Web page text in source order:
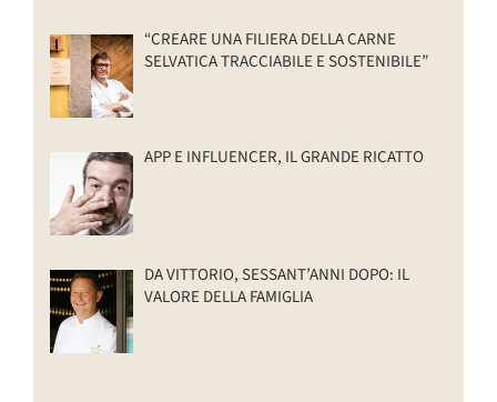
“CREARE UNA FILIERA DELLA CARNE
SELVATICA TRACCIABILE E SOSTENIBILE”
APP E INFLUENCER, IL GRANDE RICATTO
DA VITTORIO, SESSANT’ANNI DOPO: IL
VALORE DELLA FAMIGLIA